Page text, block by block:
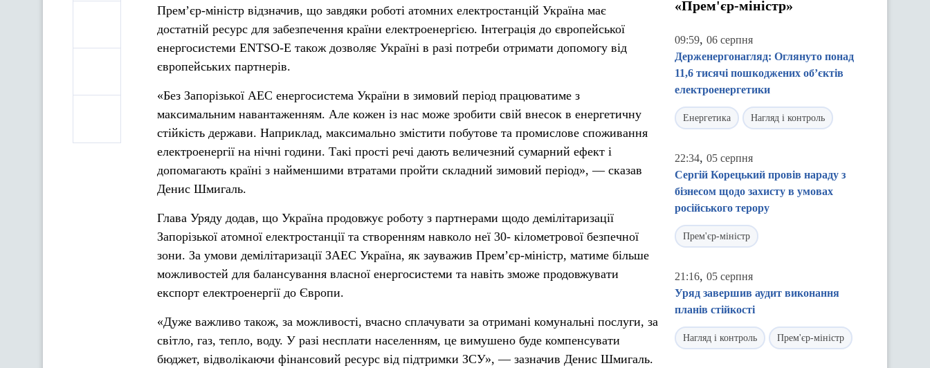
Прем’єр-міністр відзначив, що завдяки роботі атомних електростанцій Україна має
достатній ресурс для забезпечення країни електроенергією. Інтеграція до європейської
енергосистеми ENTSO-E також дозволяє Україні в разі потреби отримати допомогу від
європейських партнерів.
«Без Запорізької АЕС енергосистема України в зимовий період працюватиме з
максимальним навантаженням. Але кожен із нас може зробити свій внесок в енергетичну
стійкість держави. Наприклад, максимально змістити побутове та промислове споживання
електроенергії на нічні години. Такі прості речі дають величезний сумарний ефект і
допомагають країні з найменшими втратами пройти складний зимовий період», — сказав
Денис Шмигаль.
Глава Уряду додав, що Україна продовжує роботу з партнерами щодо демілітаризації
Запорізької атомної електростанції та створенням навколо неї 30- кілометрової безпечної
зони. За умови демілітаризації ЗАЕС Україна, як зауважив Прем’єр-міністр, матиме більше
можливостей для балансування власної енергосистеми та навіть зможе продовжувати
експорт електроенергії до Європи.
«Дуже важливо також, за можливості, вчасно сплачувати за отримані комунальні послуги, за
світло, газ, тепло, воду. У разі несплати населенням, це вимушено буде компенсувати
бюджет, відволікаючи фінансовий ресурс від підтримки ЗСУ», — зазначив Денис Шмигаль.
«Прем'єр-міністр»
09:59, 06 серпня
Держенергонагляд: Оглянуто понад
11,6 тисячі пошкоджених об’єктів
електроенергетики
Енергетика Нагляд і контроль
22:34, 05 серпня
Сергій Корецький провів нараду з
бізнесом щодо захисту в умовах
російського терору
Прем'єр-міністр
21:16, 05 серпня
Уряд завершив аудит виконання
планів стійкості
Нагляд і контроль Прем'єр-міністр